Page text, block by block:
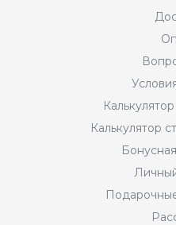
Калькулятор